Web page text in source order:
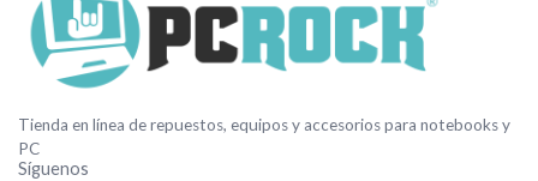
Tienda en línea de repuestos, equipos y accesorios para notebooks y
PC
Síguenos